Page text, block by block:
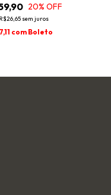
20% OFF
R$26,65 sem juros
com Boleto